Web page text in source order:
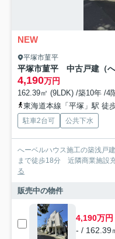
NEW
平塚市菫平
4,190万円
162.39㎡ (9LDK) /築10年 /4
東海道本線「平塚」駅 徒
駐車2台可 公共下水
へーベルハウス施工の築浅
まで徒歩18分 近隣商業施設
る
販売中の物件
4,190万円
- / 162.39